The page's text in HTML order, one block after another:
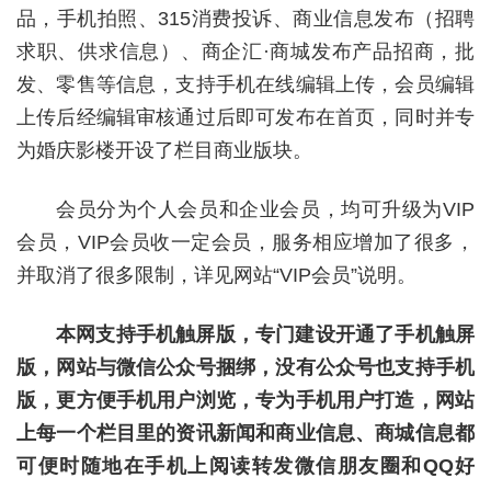
品，手机拍照、315消费投诉、商业信息发布（招聘
求职、供求信息）、商企汇·商城发布产品招商，批
发、零售等信息，支持手机在线编辑上传，会员编辑
上传后经编辑审核通过后即可发布在首页，同时并专
为婚庆影楼开设了栏目商业版块。
会员分为个人会员和企业会员，均可升级为VIP
会员，VIP会员收一定会员，服务相应增加了很多，
并取消了很多限制，详见网站“VIP会员”说明。
本网支持手机触屏版，专门建设开通了手机触屏
版，网站与微信公众号捆绑，没有公众号也支持手机
版，更方便手机用户浏览，专为手机用户打造，网站
上每一个栏目里的资讯新闻和商业信息、商城信息都
可便时随地在手机上阅读转发微信朋友圈和QQ好